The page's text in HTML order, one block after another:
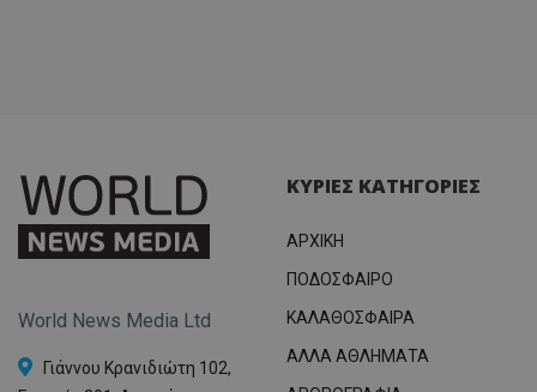
World News Media Ltd
Γιάννου Κρανιδιώτη 102,
ΚΥΡΙΕΣ ΚΑΤΗΓΟΡΙΕΣ
ΑΡΧΙΚΗ
ΠΟΔΟΣΦΑΙΡΟ
ΚΑΛΑΘΟΣΦΑΙΡΑ
ΑΛΛΑ ΑΘΛΗΜΑΤΑ